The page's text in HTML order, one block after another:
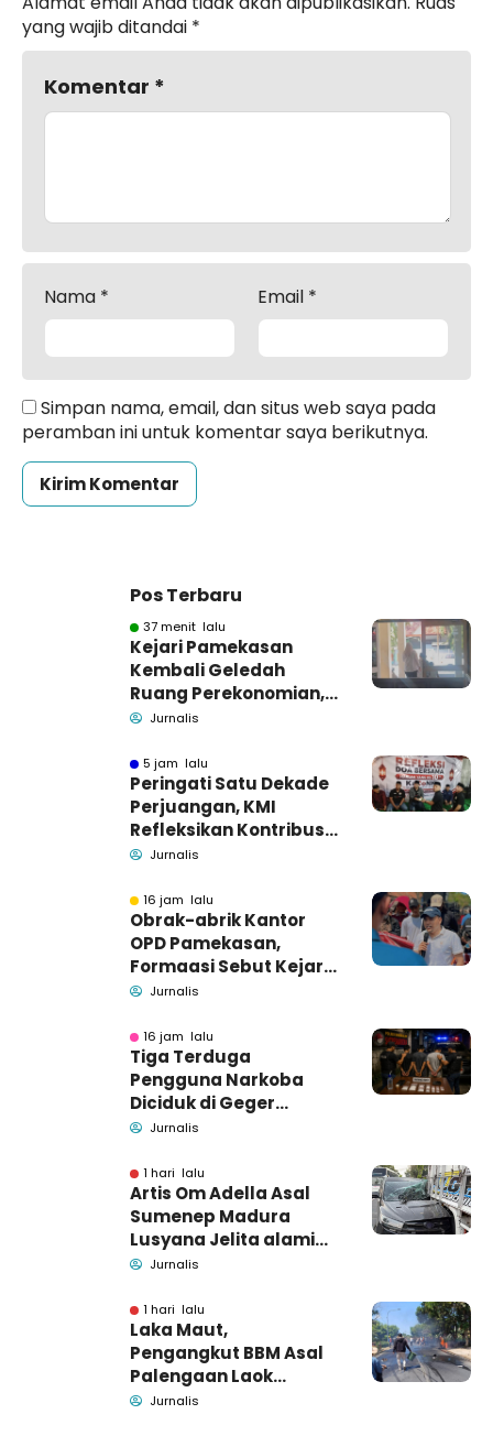
yang wajib ditandai *
Komentar *
Nama * Email *
Simpan nama, email, dan situs web saya pada
peramban ini untuk komentar saya berikutnya.
Pos Terbaru
37 menit lalu
Kejari Pamekasan
Kembali Geledah
Ruang Perekonomian,
Pidsus: Tunggu Saja!
Jurnalis
5 jam lalu
Peringati Satu Dekade
Perjuangan, KMI
Refleksikan Kontribusi
untuk Masyarakat
Jurnalis
16 jam lalu
Obrak-abrik Kantor
OPD Pamekasan,
Formaasi Sebut Kejari
Pamekasan
Jurnalis
16 jam lalu
Tiga Terduga
Pengguna Narkoba
Diciduk di Geger
Bangkalan, Polisi Masih
Barang Bukti
Jurnalis
1 hari lalu
Artis Om Adella Asal
Sumenep Madura
Lusyana Jelita alami
kecelakaan di Wonogiri
Jurnalis
1 hari lalu
Laka Maut,
Pengangkut BBM Asal
Palengaan Laok
Pamekasan Meninggal
Jurnalis